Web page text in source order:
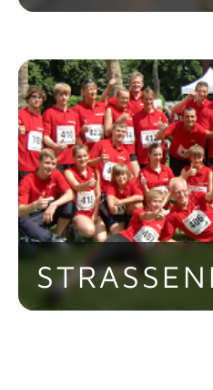
Einmal jährlich gibt
bestimmten Fokus
das Thema
wird. Hierbei kommt
Spaß nicht zu kurz,
jeder, der durchs
Zehengang
Mitarbeiter von